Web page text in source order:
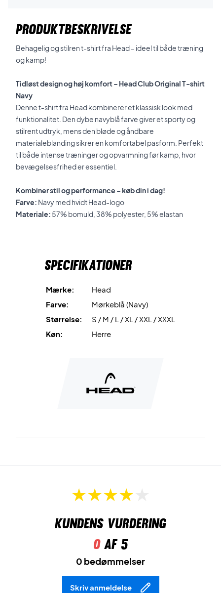
PRODUKTBESKRIVELSE
Behagelig og stilren t-shirt fra Head – ideel til både træning
og kamp!
Tidløst design og høj komfort – Head Club Original T-shirt
Navy
Denne t-shirt fra Head kombinerer et klassisk look med
funktionalitet. Den dybe navyblå farve giver et sporty og
stilrent udtryk, mens den bløde og åndbare
materialeblanding sikrer en komfortabel pasform. Perfekt
til både intense træninger og opvarmning før kamp, hvor
bevægelsesfrihed er essentiel.
Kombiner stil og performance – køb din i dag!
Farve: Navy med hvidt Head-logo
Materiale: 57% bomuld, 38% polyester, 5% elastan
Specifikationer
Mærke:
Head
Farve:
Mørkeblå (Navy)
Størrelse:
S / M / L / XL / XXL / XXXL
Køn:
Herre
Kundens vurdering
0af 5
0 bedømmelser
Skriv anmeldelse